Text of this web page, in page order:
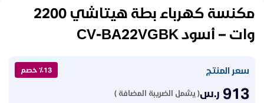
مكنسة كهرباء بطة هيتاشي 2200
وات – أسود CV-BA22VGBK
سعر المنتج ٪13 خصم
913 ر.س( يشمل الضريبة المضافة )